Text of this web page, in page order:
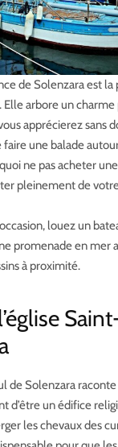
de Solenzara est
Elle arbore un
apprécierez sans
faire une balade
ne pas acheter
pleinement de
louez un
promenade en mer
à proximité.
de Solenzara
d’être un édifice
les chevaux des